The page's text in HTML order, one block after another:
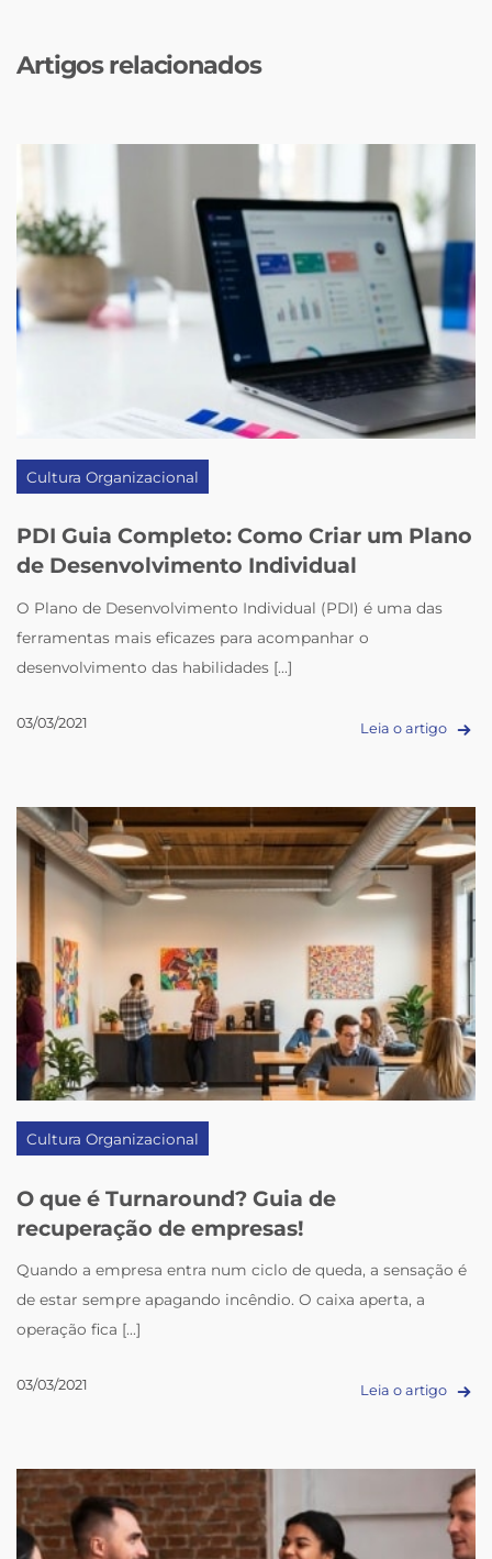
Artigos relacionados
Cultura Organizacional
PDI Guia Completo: Como Criar um Plano
de Desenvolvimento Individual
O Plano de Desenvolvimento Individual (PDI) é uma das
ferramentas mais eficazes para acompanhar o
desenvolvimento das habilidades [...]
03/03/2021 Leia o artigo
Cultura Organizacional
O que é Turnaround? Guia de
recuperação de empresas!
Quando a empresa entra num ciclo de queda, a sensação é
de estar sempre apagando incêndio. O caixa aperta, a
operação fica [...]
03/03/2021 Leia o artigo